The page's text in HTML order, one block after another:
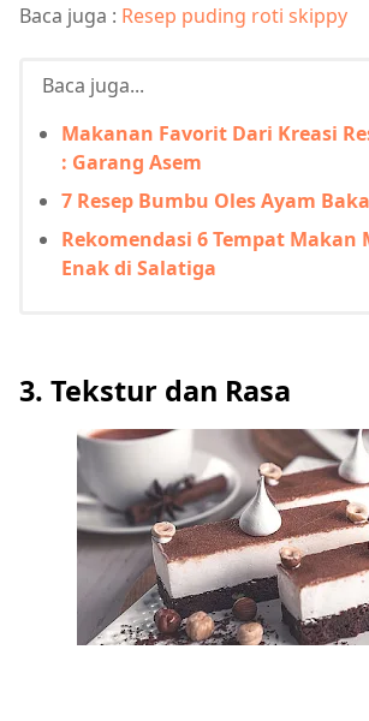
Baca juga : Resep puding roti skippy
Baca juga...
Makanan Favorit Dari Kreasi
: Garang Asem
7 Resep Bumbu Oles Ayam
Rekomendasi 6 Tempat Makan
Enak di Salatiga
3. Tekstur dan Rasa